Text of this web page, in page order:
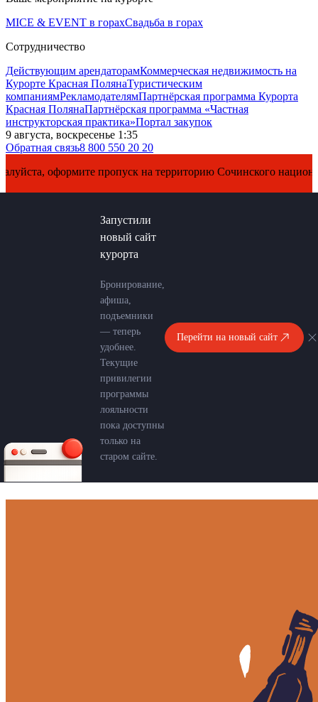
MICE & EVENT в горахСвадьба в горах
Сотрудничество
Действующим арендаторамКоммерческая недвижимость на
Курорте Красная ПолянаТуристическим
компаниямРекламодателямПартнёрская программа Курорта
Красная ПолянаПартнёрская программа «Частная
инструкторская практика»Портал закупок
9 августа, воскресенье 1:35
Обратная связь8 800 550 20 20
оформите пропуск на территорию Сочинского
Запустили
новый сайт
курорта
Бронирование,
афиша,
подъемники
— теперь
удобнее.
Текущие
привилегии
программы
лояльности
пока доступны
только на
старом сайте.
Перейти на новый сайт